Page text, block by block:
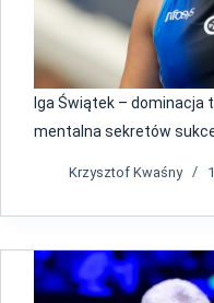
Iga Świątek – dominacja
mentalna sekretów
Krzysztof Kwaśny